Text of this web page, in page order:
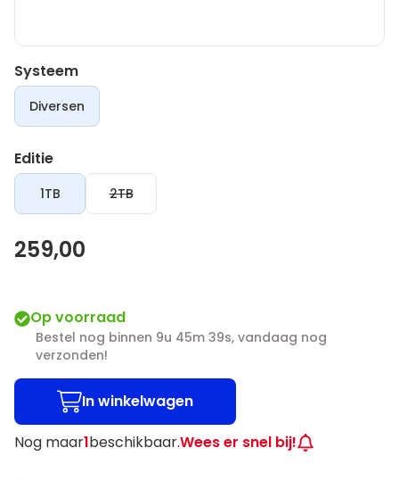
Systeem
Diversen
Editie
1TB 2TB
259,00
Op voorraad
Bestel nog binnen 9u 45m 38s, vandaag nog
verzonden!
In winkelwagen
Nog maar1beschikbaar.Wees er snel bij!